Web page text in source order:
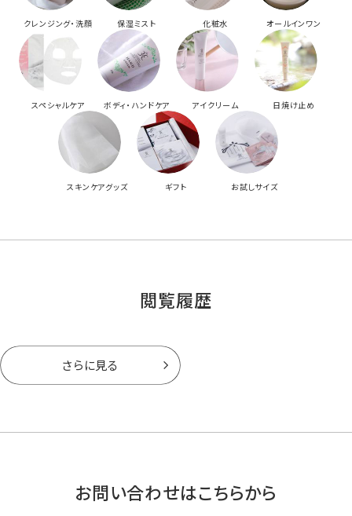
クレンジング・洗顔 保湿ミスト 化粧水 オールインワン
スペシャルケア ボディ・ハンドケア アイクリーム 日焼け止め
スキンケアグッズ ギフト お試しサイズ
閲覧履歴
さらに見る
お問い合わせはこちらから